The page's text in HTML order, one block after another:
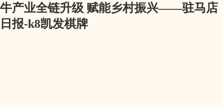
牛产业全链升级 赋能乡村振兴——驻马店
日报-k8凯发棋牌